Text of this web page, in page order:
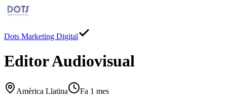
Dots Marketing Digital
Editor Audiovisual
Amèrica Llatina
Fa 1 mes